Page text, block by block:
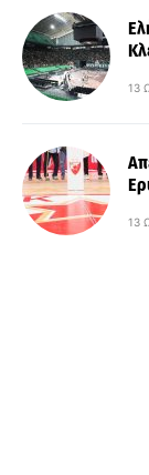
13
13